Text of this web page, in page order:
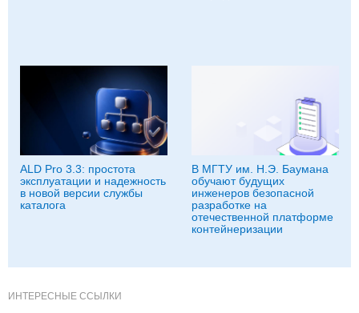
ALD Pro 3.3: простота
эксплуатации и надежность
в новой версии службы
каталога
В МГТУ им. Н.Э. Баумана
обучают будущих
инженеров безопасной
разработке на
отечественной платформе
контейнеризации
ИНТЕРЕСНЫЕ ССЫЛКИ